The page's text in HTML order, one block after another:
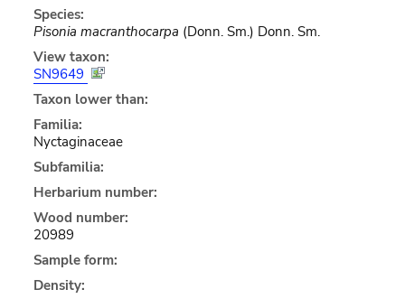
Species:
Pisonia macranthocarpa (Donn. Sm.) Donn. Sm.
View taxon:
SN9649
Taxon lower than:
Familia:
Nyctaginaceae
Subfamilia:
Herbarium number:
Wood number:
20989
Sample form:
Density: